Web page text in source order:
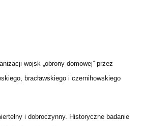
wojsk „obrony domowej” przez
bracławskiego i czernihowskiego
i dobroczynny. Historyczne badanie